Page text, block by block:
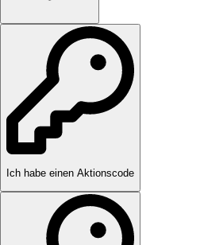
Ich habe einen Aktionscode